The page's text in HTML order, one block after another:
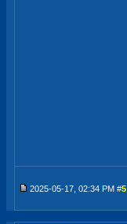
2025-05-17, 02:34 PM #5